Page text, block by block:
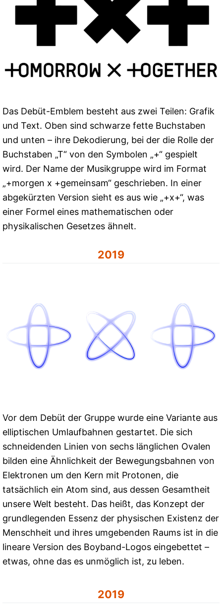
Das Debüt-Emblem besteht aus zwei Teilen: Grafik
und Text. Oben sind schwarze fette Buchstaben
und unten – ihre Dekodierung, bei der die Rolle der
Buchstaben „T“ von den Symbolen „+“ gespielt
wird. Der Name der Musikgruppe wird im Format
„+morgen x +gemeinsam“ geschrieben. In einer
abgekürzten Version sieht es aus wie „+x+“, was
einer Formel eines mathematischen oder
physikalischen Gesetzes ähnelt.
2019
Vor dem Debüt der Gruppe wurde eine Variante aus
elliptischen Umlaufbahnen gestartet. Die sich
schneidenden Linien von sechs länglichen Ovalen
bilden eine Ähnlichkeit der Bewegungsbahnen von
Elektronen um den Kern mit Protonen, die
tatsächlich ein Atom sind, aus dessen Gesamtheit
unsere Welt besteht. Das heißt, das Konzept der
grundlegenden Essenz der physischen Existenz der
Menschheit und ihres umgebenden Raums ist in die
lineare Version des Boyband-Logos eingebettet –
etwas, ohne das es unmöglich ist, zu leben.
2019